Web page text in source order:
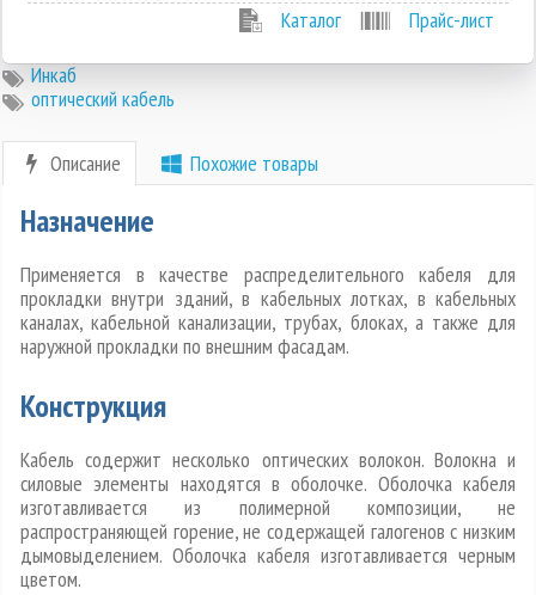
Каталог
Прайс-лист
Инкаб
оптический кабель
Описание Похожие товары
Назначение
Применяется в качестве распределительного кабеля для
прокладки внутри зданий, в кабельных лотках, в кабельных
каналах, кабельной канализации, трубах, блоках, а также для
наружной прокладки по внешним фасадам.
Конструкция
Кабель содержит несколько оптических волокон. Волокна и
силовые элементы находятся в оболочке. Оболочка кабеля
изготавливается из полимерной композиции, не
распространяющей горение, не содержащей галогенов с низким
дымовыделением. Оболочка кабеля изготавливается черным
цветом.